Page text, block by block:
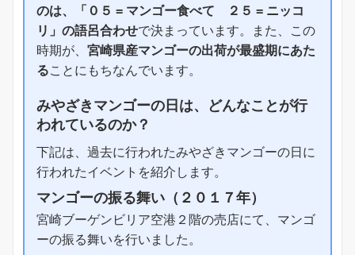
のは、「０５ = マンゴー食べて ２５ = ニッコ
リ」の語呂合わせで決まっています。また、この
時期が、 宮崎県産マンゴーの出荷が最盛期にあた
ることにもちなんでいます。
みやざきマンゴーの日は、どんなことが行
われているのか？
下記は、過去に行われたみやざきマンゴーの日に
行われたイベントを紹介します。
マンゴーの振る舞い（２０１７年）
宮崎ブーゲンビリア空港２階の売店にて、マンゴ
ーの振る舞いを行いました。